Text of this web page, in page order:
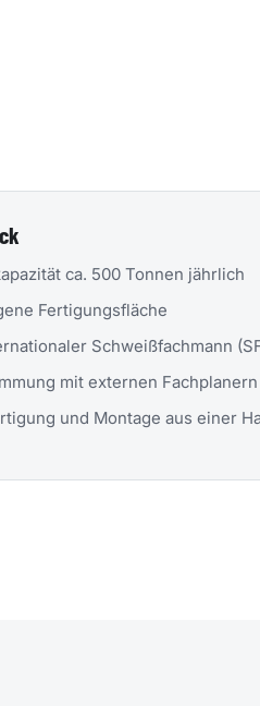
ca. 500 Tonnen jährlich
Fertigungsfläche
Schweißfachmann
mit externen Fachplanern
und Montage aus einer